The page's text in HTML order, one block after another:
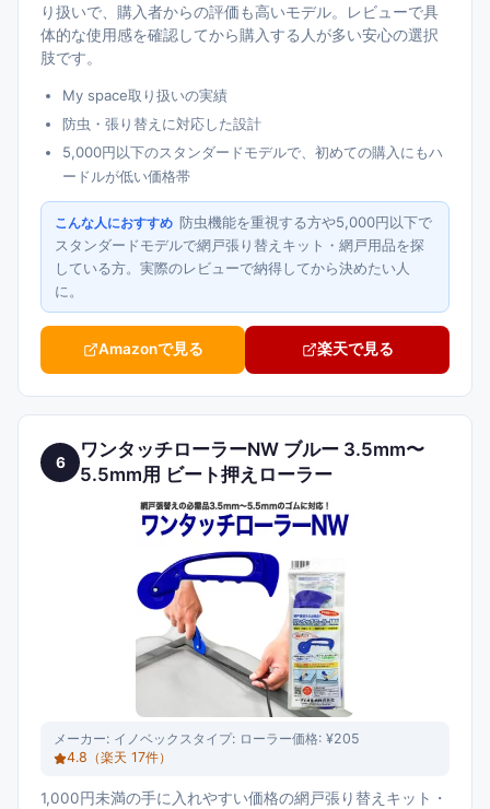
り扱いで、購入者からの評価も高いモデル。レビューで具
体的な使用感を確認してから購入する人が多い安心の選択
肢です。
My space取り扱いの実績
防虫・張り替えに対応した設計
5,000円以下のスタンダードモデルで、初めての購入にもハ
ードルが低い価格帯
こんな人におすすめ 防虫機能を重視する方や5,000円以下で
スタンダードモデルで網戸張り替えキット・網戸用品を探
している方。実際のレビューで納得してから決めたい人
に。
Amazonで見る 楽天で見る
6
ワンタッチローラーNW ブルー 3.5mm〜
5.5mm用 ビート押えローラー
メーカー: イノベックスタイプ: ローラー価格: ¥205
4.8 （楽天 17件）
1,000円未満の手に入れやすい価格の網戸張り替えキット・